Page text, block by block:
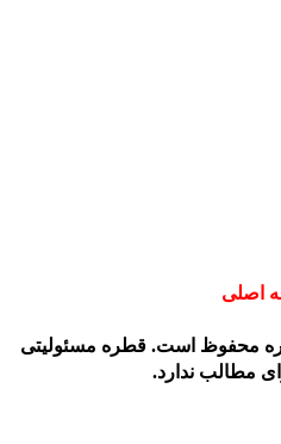
است. قطره مسئولیتی
ندارد.